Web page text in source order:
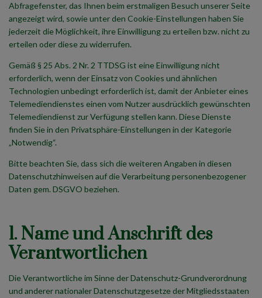
Abfragefenster, das Ihnen beim erstmaligen Besuch unserer Seite
angezeigt wird, sowie unter den Cookie-Einstellungen haben Sie
jederzeit die Möglichkeit, ihre Einwilligung zu erteilen bzw. nicht zu
erteilen oder diese zu widerrufen.
Gemäß § 25 Abs. 2 Nr. 2 TTDSG ist eine Einwilligung nicht
erforderlich, wenn der Einsatz von Cookies und ähnlichen
Technologien unbedingt erforderlich ist, damit der Anbieter eines
Telemediendienstes einen vom Nutzer ausdrücklich gewünschten
Telemediendienst zur Verfügung stellen kann. Diese Dienste
finden Sie in den Privatsphäre-Einstellungen in der Kategorie
„Notwendig“.
Bitte beachten Sie, dass sich die weiteren Angaben in diesen
Datenschutzhinweisen auf die Verarbeitung personenbezogener
Daten gem. DSGVO beziehen.
1. Name und Anschrift des
Verantwortlichen
Die Verantwortliche im Sinne der Datenschutz-Grundverordnung
und anderer nationaler Datenschutzgesetze der Mitgliedsstaaten